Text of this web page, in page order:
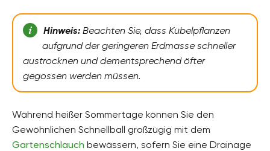
Hinweis:Beachten Sie, dass Kübelpflanzen
aufgrund der geringeren Erdmasse schneller
austrocknen und dementsprechend öfter
gegossen werden müssen.
Während heißer Sommertage können Sie den
Gewöhnlichen Schnellball großzügig mit dem
Gartenschlauch bewässern, sofern Sie eine Drainage